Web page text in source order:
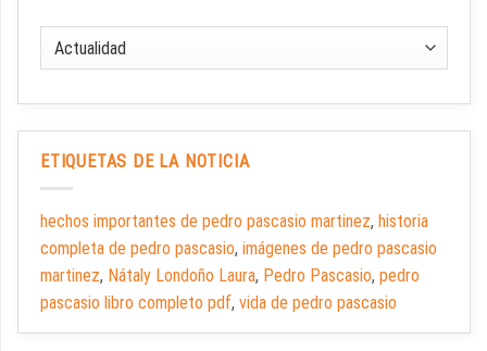
ETIQUETAS DE LA NOTICIA
hechos importantes de pedro pascasio martinez, historia
completa de pedro pascasio, imágenes de pedro pascasio
martinez, Nátaly Londoño Laura, Pedro Pascasio, pedro
pascasio libro completo pdf, vida de pedro pascasio